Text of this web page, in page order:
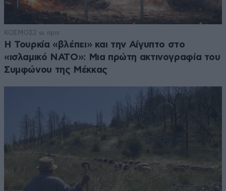
ΚΟΣΜΟΣ2 ω. πριν
Η Τουρκία «βλέπει» και την Αίγυπτο στο
«ισλαμικό ΝΑΤΟ»: Μια πρώτη ακτινογραφία του
Συμφώνου της Μέκκας